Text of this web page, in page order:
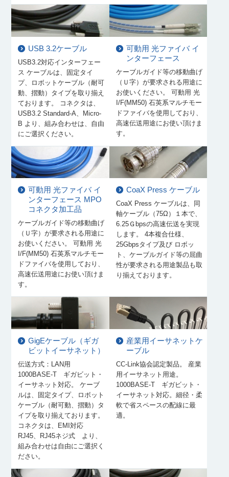
USB 3.2ケーブル
USB3.2対応インターフェー
ス ケーブルは、固定タイ
プ、ロボットケーブル（耐可
動、摺動）タイプを取り揃え
ております。 コネクタは、
USB3.2 Standard-A、Micro-
B より、組み合わせは、自由
にご選択ください。
可動用 光ファイバ イ
ンターフェース
ケーブルガイド等の移動曲げ
（Ｕ字）が要求される用途に
お使いください。 可動用 光
I/F(MM50) 石英系マルチモー
ドファイバを使用しており、
高速伝送用途にお使い頂けま
す。
可動用 光ファイバ イ
ンターフェース MPO
コネクタ加工品
ケーブルガイド等の移動曲げ
（Ｕ字）が要求される用途に
お使いください。 可動用 光
I/F(MM50) 石英系マルチモー
ドファイバを使用しており、
高速伝送用途にお使い頂けま
す。
CoaX Press ケーブル
CoaX Press ケーブルは、同
軸ケーブル（75Ω）１本で、
6.25Ｇbpsの高速伝送を実現
します。 4本複合仕様、
25Gbpsタイプ及び ロボッ
ト、ケーブルガイド等の屈曲
性が要求される用途製品も取
り揃えております。
GigEケーブル（ギガ
ビットイーサネット）
伝送方式：LAN用
1000BASE-T ギガビット・
イーサネット対応。 ケーブ
ルは、固定タイプ、ロボット
ケーブル（耐可動、摺動）タ
イプを取り揃えております。
コネクタは、EMI対応
RJ45、RJ45ネジ式 より、
組み合わせは自由にご選択く
ださい。
産業用イーサネットケ
ーブル
CC-Link協会認定製品。 産業
用イーサネット用途。
1000BASE-T ギガビット・
イーサネット対応。細径・柔
軟で省スペースの配線に最
適。